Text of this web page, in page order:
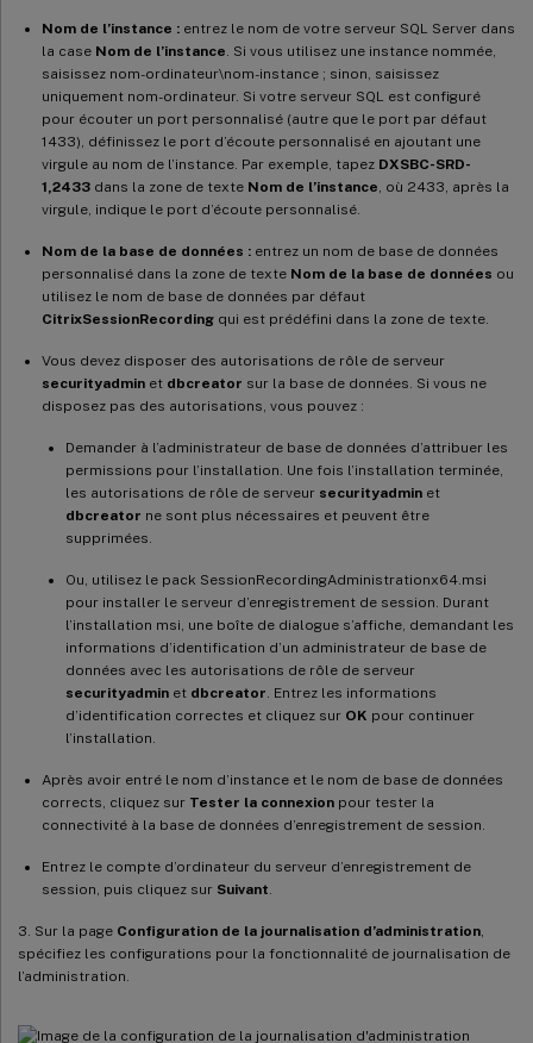
Nom de l’instance : entrez le nom de votre serveur SQL Server dans
la case Nom de l’instance . Si vous utilisez une instance nommée,
saisissez nom-ordinateur\nom-instance ; sinon, saisissez
uniquement nom-ordinateur. Si votre serveur SQL est configuré
pour écouter un port personnalisé (autre que le port par défaut
1433), définissez le port d’écoute personnalisé en ajoutant une
virgule au nom de l’instance. Par exemple, tapez DXSBC-SRD-
1,2433 dans la zone de texte Nom de l’instance , où 2433, après la
virgule, indique le port d’écoute personnalisé.
Nom de la base de données : entrez un nom de base de données
personnalisé dans la zone de texte Nom de la base de données ou
utilisez le nom de base de données par défaut
CitrixSessionRecording qui est prédéfini dans la zone de texte.
Vous devez disposer des autorisations de rôle de serveur
securityadmin et dbcreator sur la base de données. Si vous ne
disposez pas des autorisations, vous pouvez :
Demander à l’administrateur de base de données d’attribuer les
permissions pour l’installation. Une fois l’installation terminée,
les autorisations de rôle de serveur securityadmin et
dbcreator ne sont plus nécessaires et peuvent être
supprimées.
Ou, utilisez le pack SessionRecordingAdministrationx64.msi
pour installer le serveur d’enregistrement de session. Durant
l’installation msi, une boîte de dialogue s’affiche, demandant les
informations d’identification d’un administrateur de base de
données avec les autorisations de rôle de serveur
securityadmin et dbcreator . Entrez les informations
d’identification correctes et cliquez sur OK pour continuer
l’installation.
Après avoir entré le nom d’instance et le nom de base de données
corrects, cliquez sur Tester la connexion pour tester la
connectivité à la base de données d’enregistrement de session.
Entrez le compte d’ordinateur du serveur d’enregistrement de
session, puis cliquez sur Suivant
3. Sur la page Configuration de la journalisation d’administration
spécifiez les configurations pour la fonctionnalité de journalisation de
l’administration.